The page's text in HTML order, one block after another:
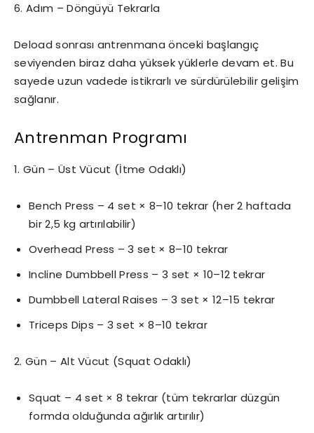
6. Adım – Döngüyü Tekrarla
Deload sonrası antrenmana önceki başlangıç
seviyenden biraz daha yüksek yüklerle devam et. Bu
sayede uzun vadede istikrarlı ve sürdürülebilir gelişim
sağlanır.
Antrenman Programı
1. Gün – Üst Vücut (İtme Odaklı)
Bench Press – 4 set × 8–10 tekrar (her 2 haftada
bir 2,5 kg artırılabilir)
Overhead Press – 3 set × 8–10 tekrar
Incline Dumbbell Press – 3 set × 10–12 tekrar
Dumbbell Lateral Raises – 3 set × 12–15 tekrar
Triceps Dips – 3 set × 8–10 tekrar
2. Gün – Alt Vücut (Squat Odaklı)
Squat – 4 set × 8 tekrar (tüm tekrarlar düzgün
formda olduğunda ağırlık artırılır)